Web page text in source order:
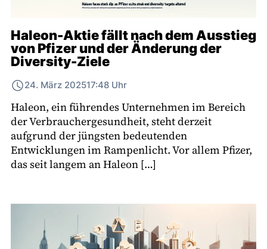
Haleon-Aktie fällt nach dem Ausstieg
von Pfizer und der Änderung der
Diversity-Ziele
24. März 202517:48 Uhr
Haleon, ein führendes Unternehmen im Bereich
der Verbrauchergesundheit, steht derzeit
aufgrund der jüngsten bedeutenden
Entwicklungen im Rampenlicht. Vor allem Pfizer,
das seit langem an Haleon […]